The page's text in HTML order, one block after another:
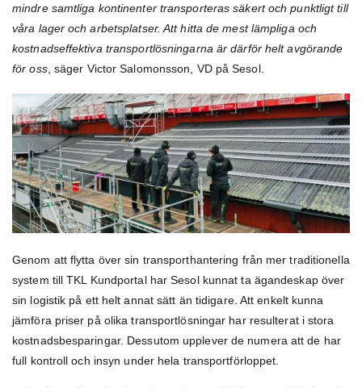
mindre samtliga kontinenter transporteras säkert och punktligt till
våra lager och arbetsplatser. Att hitta de mest lämpliga och
kostnadseffektiva transportlösningarna är därför helt avgörande
för oss, säger Victor Salomonsson, VD på Sesol.
Genom att flytta över sin transporthantering från mer traditionella
system till TKL Kundportal har Sesol kunnat ta ägandeskap över
sin logistik på ett helt annat sätt än tidigare. Att enkelt kunna
jämföra priser på olika transportlösningar har resulterat i stora
kostnadsbesparingar. Dessutom upplever de numera att de har
full kontroll och insyn under hela transportförloppet.